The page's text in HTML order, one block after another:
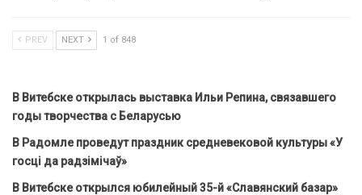
PREV NEXT 1 of 848
В Витебске открылась выставка Ильи Репина, связавшего
годы творчества с Беларусью
В Радомле проведут праздник средневековой культуры «У
госці да радзімічаў»
В Витебске открылся юбилейный 35-й «Славянский базар»